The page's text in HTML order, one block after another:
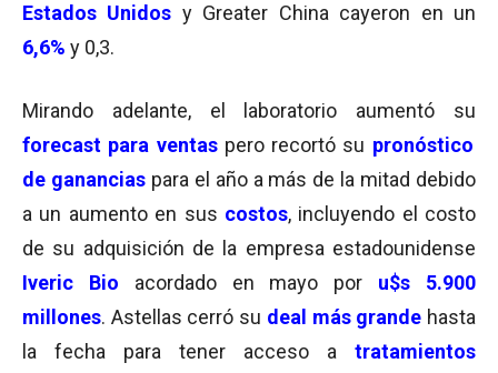
Estados Unidos y Greater China cayeron en un
6,6% y 0,3.
Mirando adelante, el laboratorio aumentó su
forecast para ventaspero recortó su pronóstico
de gananciaspara el año a más de la mitad debido
a un aumento en sus costos, incluyendo el costo
de su adquisición de la empresa estadounidense
Iveric Bio acordado en mayo por u$s 5.900
millones. Astellas cerró su deal más grande hasta
la fecha para tener acceso a tratamientos